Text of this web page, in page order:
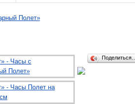
Поделиться…